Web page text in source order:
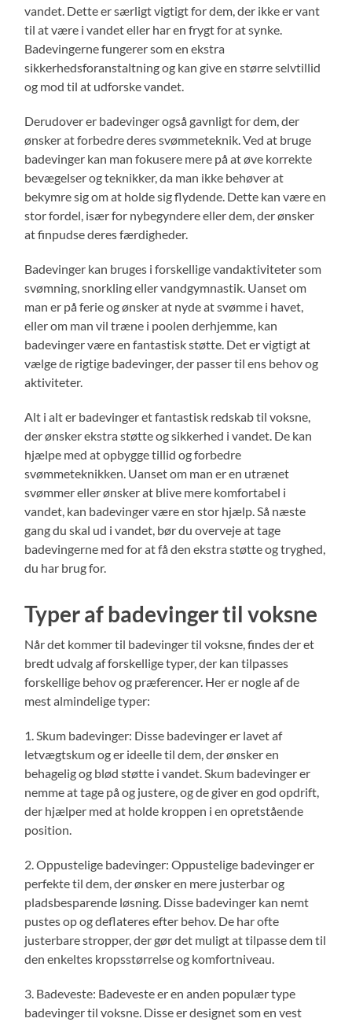
vandet. Dette er særligt vigtigt for dem, der ikke er vant
til at være i vandet eller har en frygt for at synke.
Badevingerne fungerer som en ekstra
sikkerhedsforanstaltning og kan give en større selvtillid
og mod til at udforske vandet.
Derudover er badevinger også gavnligt for dem, der
ønsker at forbedre deres svømmeteknik. Ved at bruge
badevinger kan man fokusere mere på at øve korrekte
bevægelser og teknikker, da man ikke behøver at
bekymre sig om at holde sig flydende. Dette kan være en
stor fordel, især for nybegyndere eller dem, der ønsker
at finpudse deres færdigheder.
Badevinger kan bruges i forskellige vandaktiviteter som
svømning, snorkling eller vandgymnastik. Uanset om
man er på ferie og ønsker at nyde at svømme i havet,
eller om man vil træne i poolen derhjemme, kan
badevinger være en fantastisk støtte. Det er vigtigt at
vælge de rigtige badevinger, der passer til ens behov og
aktiviteter.
Alt i alt er badevinger et fantastisk redskab til voksne,
der ønsker ekstra støtte og sikkerhed i vandet. De kan
hjælpe med at opbygge tillid og forbedre
svømmeteknikken. Uanset om man er en utrænet
svømmer eller ønsker at blive mere komfortabel i
vandet, kan badevinger være en stor hjælp. Så næste
gang du skal ud i vandet, bør du overveje at tage
badevingerne med for at få den ekstra støtte og tryghed,
du har brug for.
Typer af badevinger til voksne
Når det kommer til badevinger til voksne, findes der et
bredt udvalg af forskellige typer, der kan tilpasses
forskellige behov og præferencer. Her er nogle af de
mest almindelige typer:
1. Skum badevinger: Disse badevinger er lavet af
letvægtskum og er ideelle til dem, der ønsker en
behagelig og blød støtte i vandet. Skum badevinger er
nemme at tage på og justere, og de giver en god opdrift,
der hjælper med at holde kroppen i en opretstående
position.
2. Oppustelige badevinger: Oppustelige badevinger er
perfekte til dem, der ønsker en mere justerbar og
pladsbesparende løsning. Disse badevinger kan nemt
pustes op og deflateres efter behov. De har ofte
justerbare stropper, der gør det muligt at tilpasse dem til
den enkeltes kropsstørrelse og komfortniveau.
3. Badeveste: Badeveste er en anden populær type
badevinger til voksne. Disse er designet som en vest